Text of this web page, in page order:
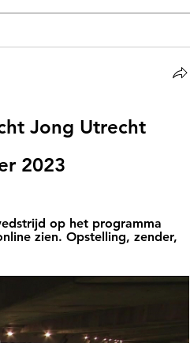
Jong Utrecht
2023
op het programma
zien. Opstelling, zender,